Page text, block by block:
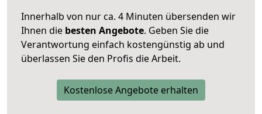
Innerhalb von nur ca. 4 Minuten übersenden wir
Ihnen die besten Angebote. Geben Sie die
Verantwortung einfach kostengünstig ab und
überlassen Sie den Profis die Arbeit.
Kostenlose Angebote erhalten